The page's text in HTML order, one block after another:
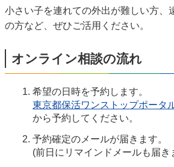
小さい子を連れての外出が難しい方、
の方など、ぜひご活用ください。
オンライン相談の流れ
希望の日時を予約します。
東京都保活ワンストップポータ
から予約してください。
予約確定のメールが届きます。
(前日にリマインドメールも届き